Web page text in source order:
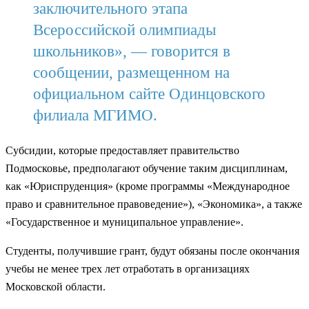
заключительного этапа
Всероссийской олимпиады
школьников», — говорится в
сообщении, размещенном на
официальном сайте Одинцовского
филиала МГИМО.
Субсидии, которые предоставляет правительство
Подмосковье, предполагают обучение таким дисциплинам,
как «Юриспруденция» (кроме программы «Международное
право и сравнительное правоведение»), «Экономика», а также
«Государственное и муниципальное управление».
Студенты, получившие грант, будут обязаны после окончания
учебы не менее трех лет отработать в организациях
Московской области.